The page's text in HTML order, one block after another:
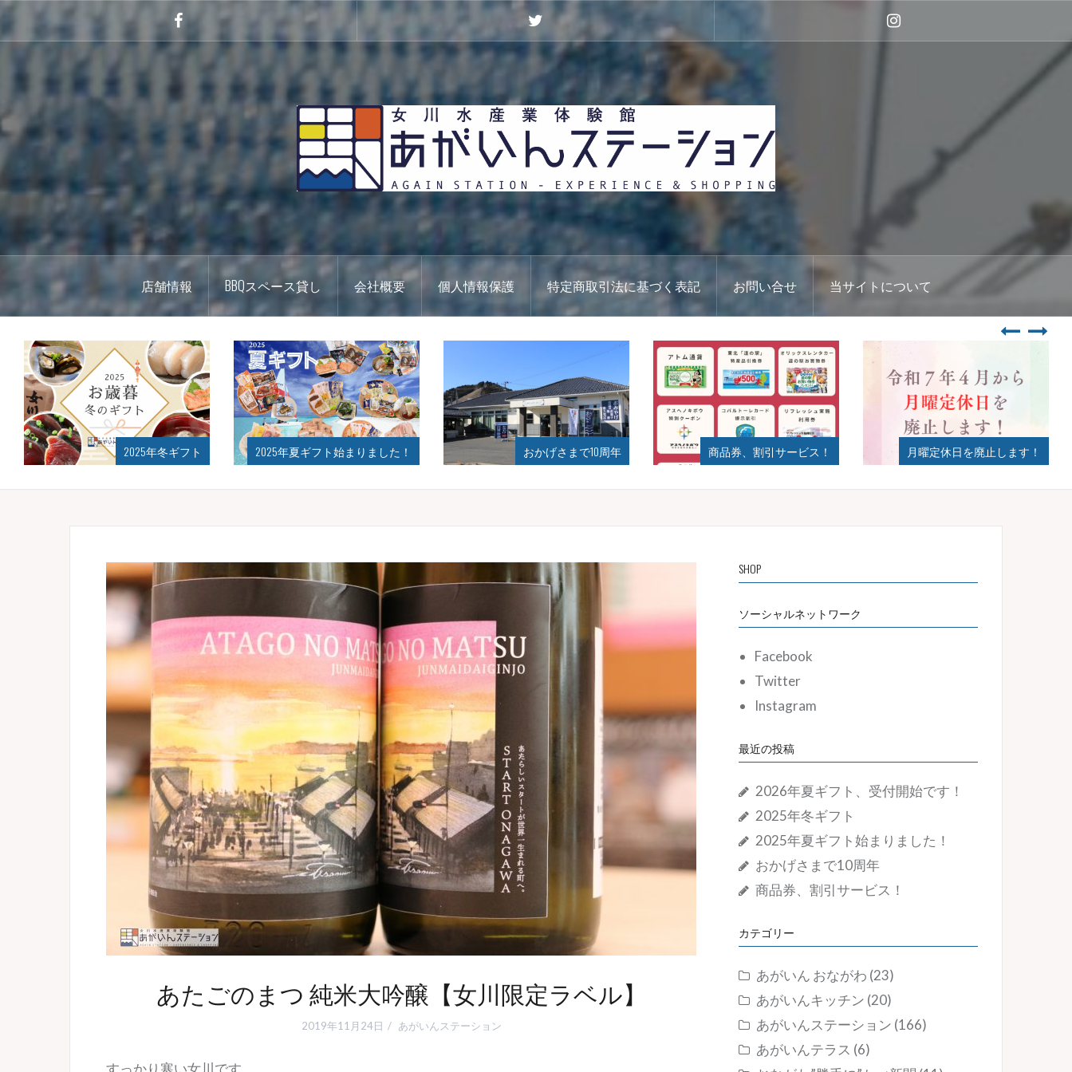
コ
ン
へ
ス
Twitter
店舗情報 BBQスペース貸し 会社概要 個人情報保護 特定商取引法に基づく表記 お問い合せ 当サイトについて
2025年夏ギフト始まりました！ おかげさまで10周年 商品券、割引サービス！ 月曜定休日を廃止します！ 2024年夏ギフト始まりました！
あたごのまつ 純米大吟醸【女川限定ラベル】
2019年11月24日 あがいんステーション
すっかり寒い女川です。
SHOP
ソーシャルネットワーク
Facebook
Twitter
Instagram
最近の投稿
2026年夏ギフト、受付開始です！
2025年冬ギフト
2025年夏ギフト始まりました！
おかげさまで10周年
商品券、割引サービス！
カテゴリー
あがいん おながわ (23)
あがいんキッチン (20)
あがいんステーション (166)
あがいんテラス (6)